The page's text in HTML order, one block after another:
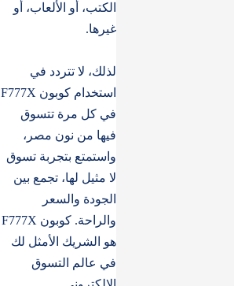
الكتب، أو الألعاب، أو
غيرها.
لذلك، لا تتردد في
استخدام كوبون F777X
في كل مرة تتسوق
فيها من نون مصر،
واستمتع بتجربة تسوق
لا مثيل لها، تجمع بين
الجودة والسعر
والراحة. كوبون F777X
هو الشريك الأمثل لك
في عالم التسوق